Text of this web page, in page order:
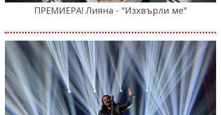
ПРЕМИЕРА! Лияна - "Изхвърли ме"